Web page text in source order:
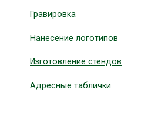
Гравировка
Нанесение логотипов
Изготовление стендов
Адресные таблички